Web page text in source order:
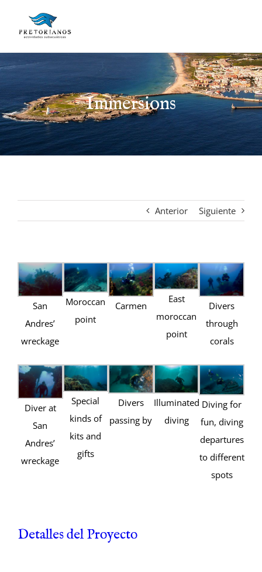
Immersions
Anterior Siguiente
San
Andres’
wreckage
Moroccan
point
Carmen
East
moroccan
point
Divers
through
corals
Diver at
San
Andres’
wreckage
Special
kinds of
kits and
gifts
Divers
passing by
Illuminated
diving
Diving for
fun, diving
departures
to different
spots
Detalles del Proyecto